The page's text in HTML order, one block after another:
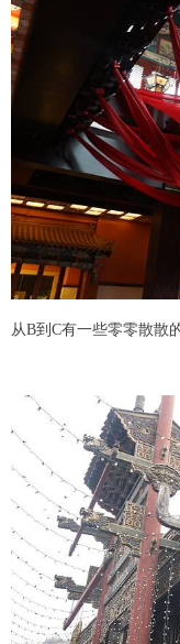
从B到C有一些零零散散